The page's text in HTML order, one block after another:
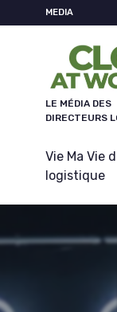
MEDIA
LE MÉDIA DES
DIRECTEURS
Vie Ma Vie
logistique
Panneau de